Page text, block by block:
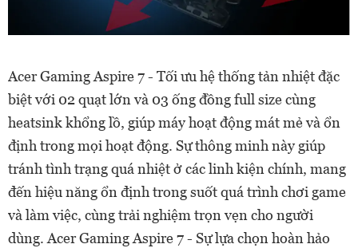
Acer Gaming Aspire 7 - Tối ưu hệ thống tản nhiệt đặc
biệt với 02 quạt lớn và 03 ống đồng full size cùng
heatsink khổng lồ, giúp máy hoạt động mát mẻ và ổn
định trong mọi hoạt động. Sự thông minh này giúp
tránh tình trạng quá nhiệt ở các linh kiện chính, mang
đến hiệu năng ổn định trong suốt quá trình chơi game
và làm việc, cùng trải nghiệm trọn vẹn cho người
dùng. Acer Gaming Aspire 7 - Sự lựa chọn hoàn hảo